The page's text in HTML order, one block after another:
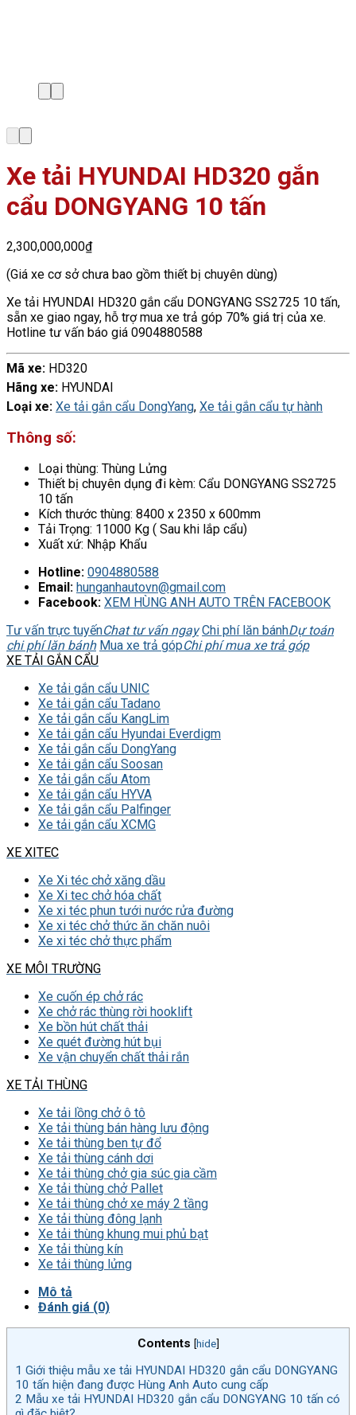
Xe tải HYUNDAI HD320 gắn
cẩu DONGYANG 10 tấn
2,300,000,000₫
(Giá xe cơ sở chưa bao gồm thiết bị chuyên dùng)
Xe tải HYUNDAI HD320 gắn cẩu DONGYANG SS2725 10 tấn,
sẵn xe giao ngay, hỗ trợ mua xe trả góp 70% giá trị của xe.
Hotline tư vấn báo giá 0904880588
Mã xe: HD320
Hãng xe: HYUNDAI
Loại xe: Xe tải gắn cẩu DongYang, Xe tải gắn cẩu tự hành
Thông số:
Loại thùng: Thùng Lửng
Thiết bị chuyên dụng đi kèm: Cẩu DONGYANG SS2725
10 tấn
Kích thước thùng: 8400 x 2350 x 600mm
Tải Trọng: 11000 Kg ( Sau khi lắp cẩu)
Xuất xứ: Nhập Khẩu
Hotline: 0904880588
Email: hunganhautovn@gmail.com
Facebook: XEM HÙNG ANH AUTO TRÊN FACEBOOK
Tư vấn trực tuyếnChat tư vấn ngay Chi phí lăn bánhDự toán
chi phí lăn bánh Mua xe trả gópChi phí mua xe trả góp
XE TẢI GẮN CẨU
Xe tải gắn cẩu UNIC
Xe tải gắn cẩu Tadano
Xe tải gắn cẩu KangLim
Xe tải gắn cẩu Hyundai Everdigm
Xe tải gắn cẩu DongYang
Xe tải gắn cẩu Soosan
Xe tải gắn cẩu Atom
Xe tải gắn cẩu HYVA
Xe tải gắn cẩu Palfinger
Xe tải gắn cẩu XCMG
XE XITEC
Xe Xi téc chở xăng dầu
Xe Xi tec chở hóa chất
Xe xi téc phun tưới nước rửa đường
Xe xi téc chở thức ăn chăn nuôi
Xe xi téc chở thực phẩm
XE MÔI TRƯỜNG
Xe cuốn ép chở rác
Xe chở rác thùng rời hooklift
Xe bồn hút chất thải
Xe quét đường hút bụi
Xe vận chuyển chất thải rắn
XE TẢI THÙNG
Xe tải lồng chở ô tô
Xe tải thùng bán hàng lưu động
Xe tải thùng ben tự đổ
Xe tải thùng cánh dơi
Xe tải thùng chở gia súc gia cầm
Xe tải thùng chở Pallet
Xe tải thùng chở xe máy 2 tầng
Xe tải thùng đông lạnh
Xe tải thùng khung mui phủ bạt
Xe tải thùng kín
Xe tải thùng lửng
Mô tả
Đánh giá (0)
Contents [hide]
1 Giới thiệu mẫu xe tải HYUNDAI HD320 gắn cẩu DONGYANG
10 tấn hiện đang được Hùng Anh Auto cung cấp
2 Mẫu xe tải HYUNDAI HD320 gắn cẩu DONGYANG 10 tấn có